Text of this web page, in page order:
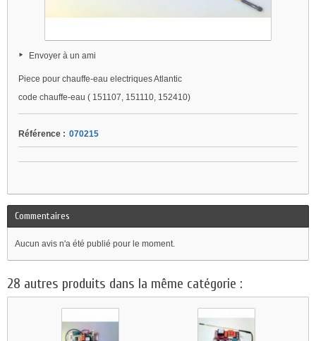
Envoyer à un ami
Piece pour chauffe-eau electriques Atlantic
code chauffe-eau ( 151107, 151110, 152410)
Référence : 070215
Commentaires
Aucun avis n'a été publié pour le moment.
28 autres produits dans la même catégorie :